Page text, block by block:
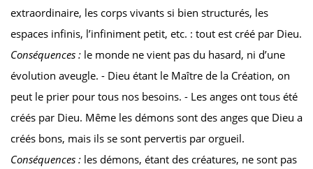
extraordinaire, les corps vivants si bien structurés, les
espaces infinis, l’infiniment petit, etc. : tout est créé par Dieu.
Conséquences : le monde ne vient pas du hasard, ni d’une
évolution aveugle. - Dieu étant le Maître de la Création, on
peut le prier pour tous nos besoins. - Les anges ont tous été
créés par Dieu. Même les démons sont des anges que Dieu a
créés bons, mais ils se sont pervertis par orgueil.
Conséquences : les démons, étant des créatures, ne sont pas